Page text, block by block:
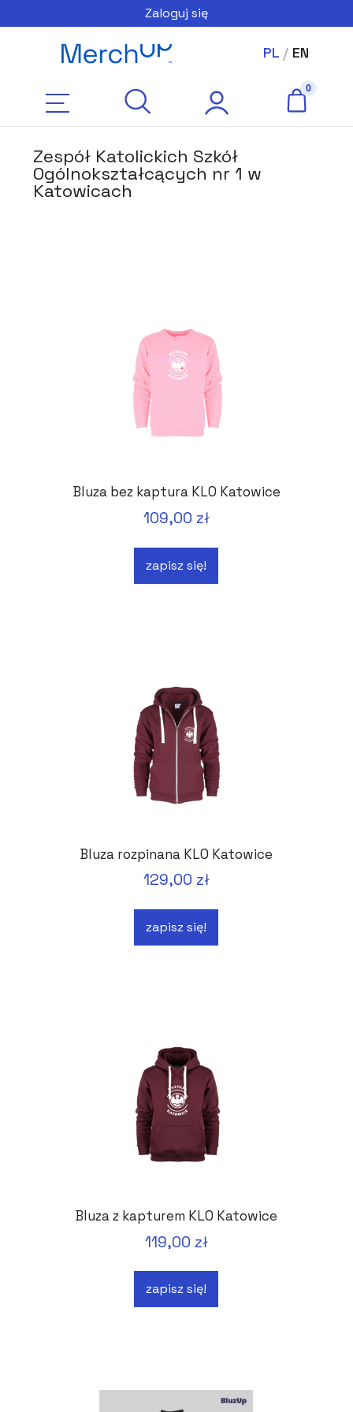
Zaloguj się
PL/ EN
Zespół Katolickich Szkół
Ogólnokształcących nr 1 w
Katowicach
Bluza bez kaptura KLO Katowice
109,00 zł
zapisz się!
Bluza rozpinana KLO Katowice
129,00 zł
zapisz się!
Bluza z kapturem KLO Katowice
119,00 zł
zapisz się!